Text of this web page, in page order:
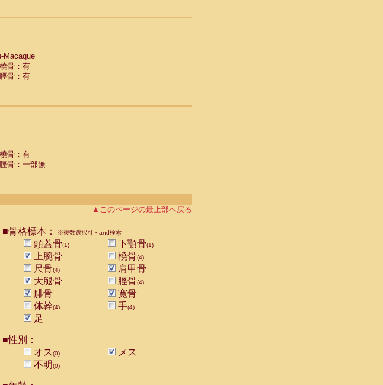
Macaque
橈骨：有
脛骨：有
橈骨：有
脛骨：一部無
▲このページの最上部へ戻る
■骨格標本： ※複数選択可・and検索
頭蓋骨(1) 下顎骨(1)
上腕骨 橈骨(4)
尺骨(4)
肩甲骨
大腿骨
脛骨(4)
腓骨
寛骨
体幹(4) 手(4)
足
■性別：
オス(0)
メス
不明(0)